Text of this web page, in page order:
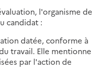
l'organisme de
candidat :
datée, conforme à
travail. Elle mentionne
par l'action de